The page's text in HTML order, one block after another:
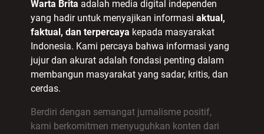
Warta Brita adalah media digital independen
yang hadir untuk menyajikan informasi aktual,
faktual, dan terpercaya kepada masyarakat
Indonesia. Kami percaya bahwa informasi yang
jujur dan akurat adalah fondasi penting dalam
membangun masyarakat yang sadar, kritis, dan
cerdas.
Berdiri dengan semangat jurnalisme positif,
kami berkomitmen menyuguhkan konten dari